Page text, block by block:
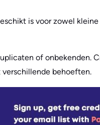
is voor zowel
of onbekenden.
behoeften.